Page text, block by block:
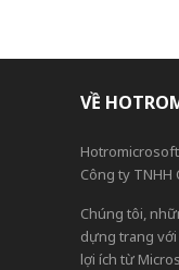
VỀ
Công ty TNHH
Chúng tôi,
dựng trang
lợi ích từ